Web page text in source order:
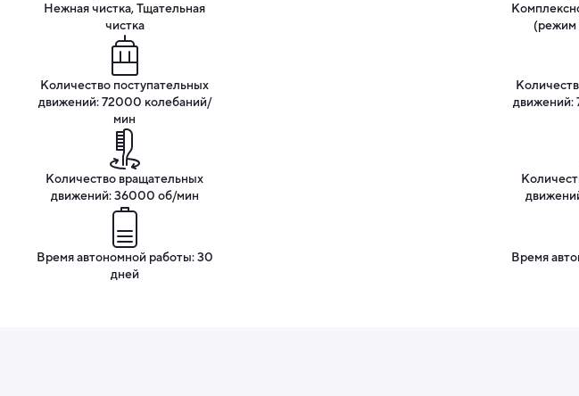
Нежная чистка, Тщательная
чистка
Количество поступательных
движений: 72000 колебаний/
мин
Количество вращательных
движений: 36000 об/мин
Время автономной работы: 30
дней
(режим
движений:
Время